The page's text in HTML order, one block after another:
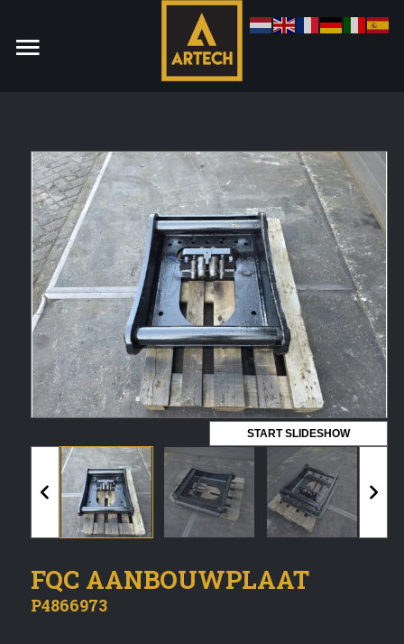
Monteur
Allround CNC Verspaner
Spare parts manager
januari 2023
Vacatures
Login
Vermeldingen feed
WordPress.org
Verkoop
START SLIDESHOW
FQC AANBOUWPLAAT
P4866973